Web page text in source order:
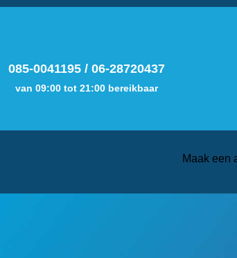
085-0041195/ 06-28720437
van 09:00 tot 21:00 bereikbaar
Maak een